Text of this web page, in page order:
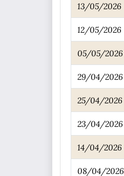
13/05/2026
12/05/2026
05/05/2026
29/04/2026
25/04/2026
23/04/2026
14/04/2026
08/04/2026